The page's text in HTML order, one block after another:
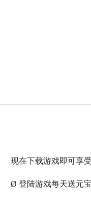
现在下载游戏即可享
Ø 登陆游戏每天送元